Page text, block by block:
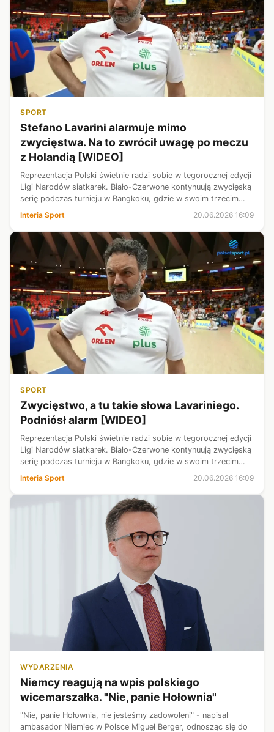
SPORT
Stefano Lavarini alarmuje mimo
zwycięstwa. Na to zwrócił uwagę po meczu
z Holandią [WIDEO]
Reprezentacja Polski świetnie radzi sobie w tegorocznej edycji
Ligi Narodów siatkarek. Biało-Czerwone kontynuują zwycięską
serię podczas turnieju w Bangkoku, gdzie w swoim trzecim
meczu pokonały Holandię 3:1. Mimo wygranej trener Stefano
Lavarini po ...
Interia Sport 20.06.2026 16:09
SPORT
Zwycięstwo, a tu takie słowa Lavariniego.
Podniósł alarm [WIDEO]
Reprezentacja Polski świetnie radzi sobie w tegorocznej edycji
Ligi Narodów siatkarek. Biało-Czerwone kontynuują zwycięską
serię podczas turnieju w Bangkoku, gdzie w swoim trzecim
Lavarini po ...
Interia Sport 20.06.2026 16:09
WYDARZENIA
Niemcy reagują na wpis polskiego
wicemarszałka. "Nie, panie Hołownia"
"Nie, panie Hołownia, nie jesteśmy zadowoleni" - napisał
ambasador Niemiec w Polsce Miguel Berger, odnosząc się do